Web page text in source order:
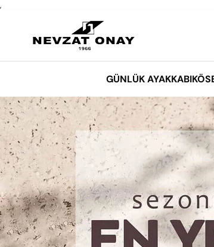
,
GÜNLÜK AYAKKABI